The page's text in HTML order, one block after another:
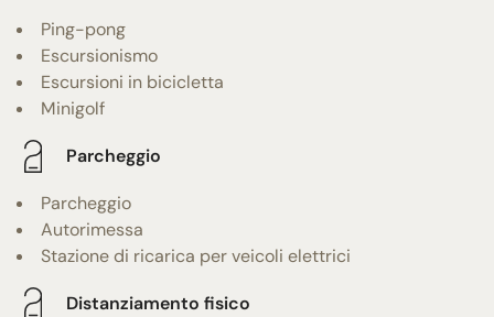
Ping-pong
Escursionismo
Escursioni in bicicletta
Minigolf
Parcheggio
Parcheggio
Autorimessa
Stazione di ricarica per veicoli elettrici
Distanziamento fisico